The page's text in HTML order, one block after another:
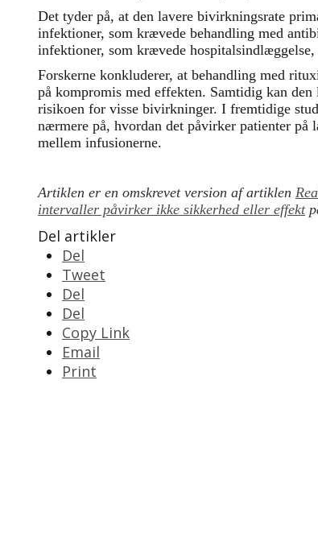
Det tyder på, at den lavere bivirkningsrate
infektioner, som krævede behandling med
infektioner, som krævede
Forskerne konkluderer, at behandling med
på kompromis med effekten. Samtidig kan
risikoen for visse bivirkninger. I fremtidige
nærmere på, hvordan det påvirker patienter på
mellem infusionerne.
Artiklen er en omskrevet version af artiklen
intervaller påvirker ikke sikkerhed eller effekt
Del artikler
Del
Tweet
Del
Del
Copy Link
Email
Print